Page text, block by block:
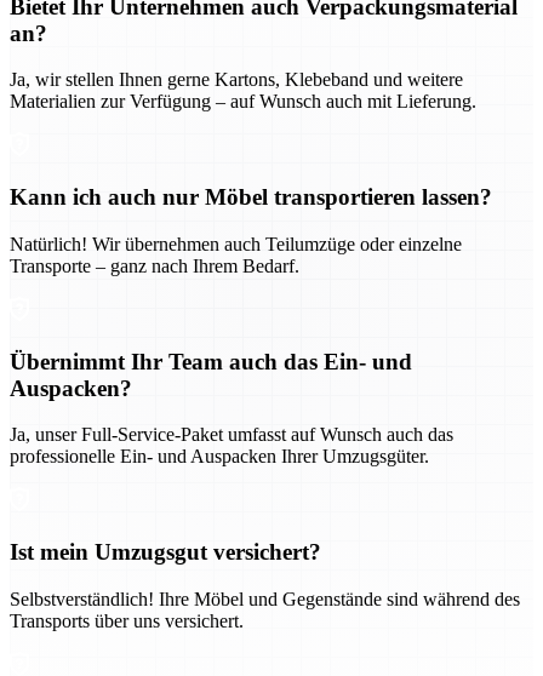
Bietet Ihr Unternehmen auch Verpackungsmaterial
an?
Ja, wir stellen Ihnen gerne Kartons, Klebeband und weitere
Materialien zur Verfügung – auf Wunsch auch mit Lieferung.
Kann ich auch nur Möbel transportieren lassen?
Natürlich! Wir übernehmen auch Teilumzüge oder einzelne
Transporte – ganz nach Ihrem Bedarf.
Übernimmt Ihr Team auch das Ein- und
Auspacken?
Ja, unser Full-Service-Paket umfasst auf Wunsch auch das
professionelle Ein- und Auspacken Ihrer Umzugsgüter.
Ist mein Umzugsgut versichert?
Selbstverständlich! Ihre Möbel und Gegenstände sind während des
Transports über uns versichert.